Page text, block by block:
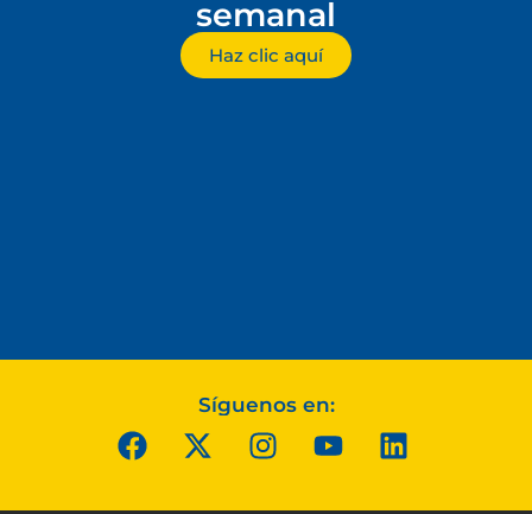
semanal
Haz clic aquí
Síguenos en: